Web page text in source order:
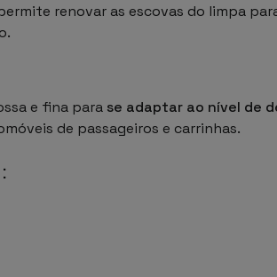
renovar as escovas do limpa
e fina para se adaptar ao nível de
de passageiros e carrinhas.